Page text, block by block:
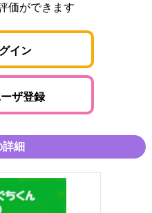
価ができます
イン
ザ登録
細